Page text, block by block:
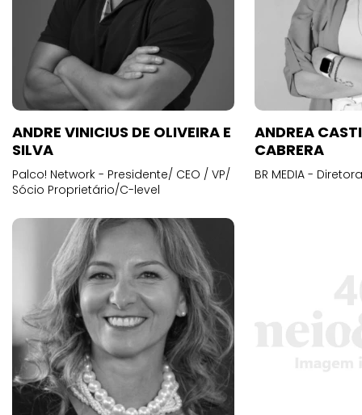
ANDRE VINICIUS DE OLIVEIRA E
SILVA
Palco! Network - Presidente/ CEO / VP/
Sócio Proprietário/C-level
ANDREA
CABRERA
BR MEDIA -